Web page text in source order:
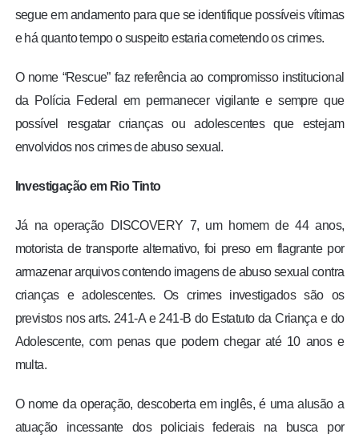
segue em andamento para que se identifique possíveis vítimas
e há quanto tempo o suspeito estaria cometendo os crimes.
O nome “Rescue” faz referência ao compromisso institucional
da Polícia Federal em permanecer vigilante e sempre que
possível resgatar crianças ou adolescentes que estejam
envolvidos nos crimes de abuso sexual.
Investigação em Rio Tinto
Já na operação DISCOVERY 7, um homem de 44 anos,
motorista de transporte alternativo, foi preso em flagrante por
armazenar arquivos contendo imagens de abuso sexual contra
crianças e adolescentes. Os crimes investigados são os
previstos nos arts. 241-A e 241-B do Estatuto da Criança e do
Adolescente, com penas que podem chegar até 10 anos e
multa.
O nome da operação, descoberta em inglês, é uma alusão a
atuação incessante dos policiais federais na busca por